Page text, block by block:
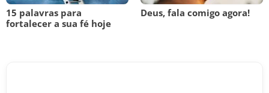
15 palavras para
fortalecer a sua fé hoje
Deus, fala comigo agora!